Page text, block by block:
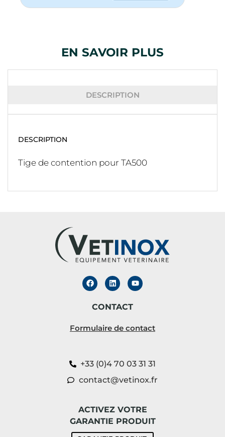
EN SAVOIR PLUS
DESCRIPTION
DESCRIPTION
Tige de contention pour TA500
CONTACT
Formulaire de contact
+33 (0)4 70 03 31 31
contact@vetinox.fr
ACTIVEZ VOTRE
GARANTIE PRODUIT